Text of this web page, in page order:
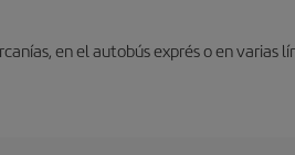
en el autobús exprés o en varias